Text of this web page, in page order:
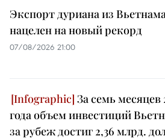
Экспорт дуриана из
нацелен на новый рекорд
07/08/2026 21:00
За семь месяцев
года объем инвестиций
за рубеж достиг 2,36 млрд.